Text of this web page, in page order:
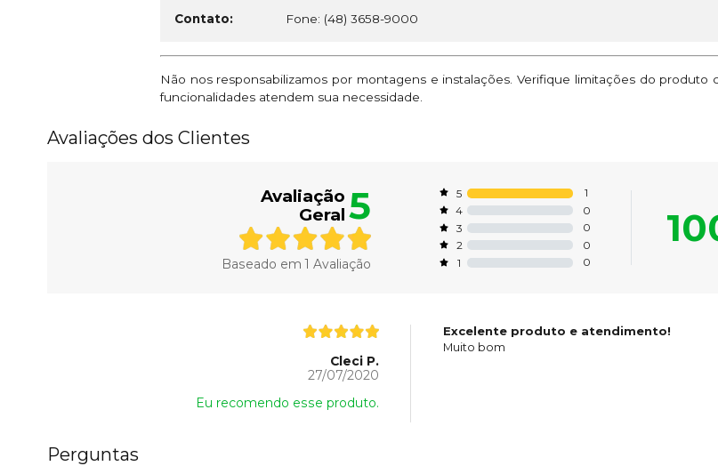
Contato: Fone: (48) 3658-9000
Não nos responsabilizamos por montagens e instalações. Verifique limitações do
funcionalidades atendem sua necessidade.
Avaliações dos Clientes
Avaliação
Geral 5
Baseado em1 Avaliação
5
1
4
0
3
0
2
0
1
0
Cleci P.
27/07/2020
Eu recomendo esse produto.
Excelente produto e atendimento!
Muito bom
Perguntas